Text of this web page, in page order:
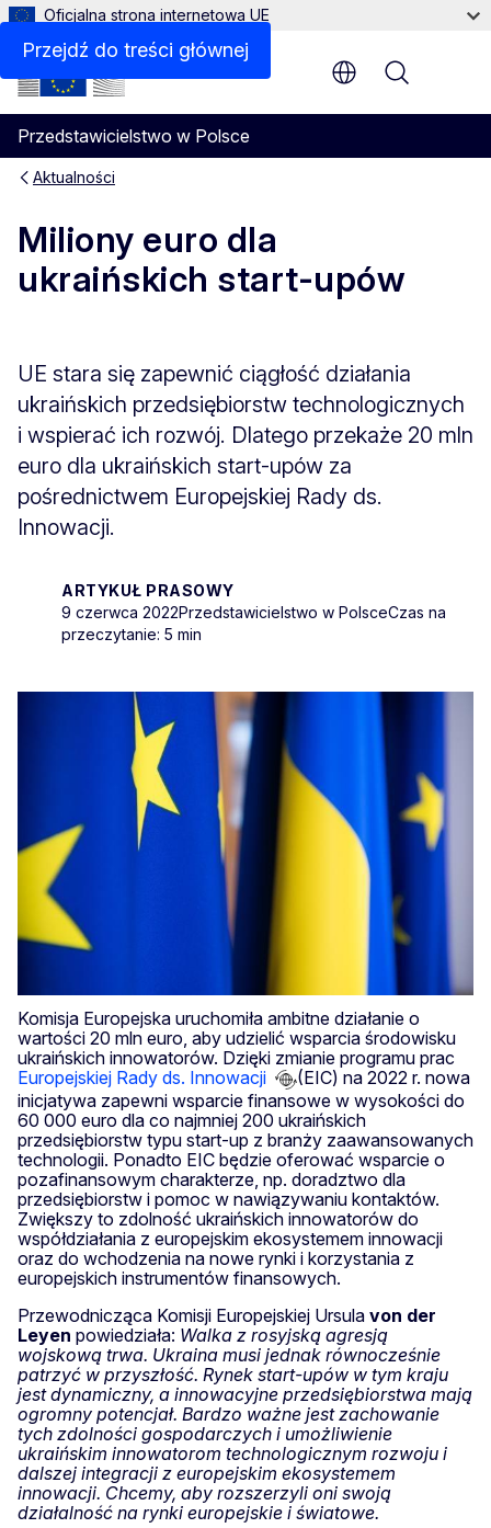
Przejdź do treści głównej
Oficjalna strona internetowa UE
Przedstawicielstwo w Polsce
Menu
Aktualności
Miliony euro dla
ukraińskich start-upów
UE stara się zapewnić ciągłość działania
ukraińskich przedsiębiorstw technologicznych
i wspierać ich rozwój. Dlatego przekaże 20 mln
euro dla ukraińskich start-upów za
pośrednictwem Europejskiej Rady ds.
Innowacji.
ARTYKUŁ PRASOWY
9 czerwca 2022Przedstawicielstwo w PolsceCzas na
przeczytanie: 5 min
Komisja Europejska uruchomiła ambitne działanie o
wartości 20 mln euro, aby udzielić wsparcia środowisku
ukraińskich innowatorów. Dzięki zmianie programu prac
Europejskiej Rady ds. Innowacji
(EIC) na 2022 r. nowa
inicjatywa zapewni wsparcie finansowe w wysokości do
60 000 euro dla co najmniej 200 ukraińskich
przedsiębiorstw typu start-up z branży zaawansowanych
technologii. Ponadto EIC będzie oferować wsparcie o
pozafinansowym charakterze, np. doradztwo dla
przedsiębiorstw i pomoc w nawiązywaniu kontaktów.
Zwiększy to zdolność ukraińskich innowatorów do
współdziałania z europejskim ekosystemem innowacji
oraz do wchodzenia na nowe rynki i korzystania z
europejskich instrumentów finansowych.
Przewodnicząca Komisji Europejskiej Ursula von der
Leyen powiedziała: Walka z rosyjską agresją
wojskową trwa. Ukraina musi jednak równocześnie
patrzyć w przyszłość. Rynek start-upów w tym kraju
jest dynamiczny, a innowacyjne przedsiębiorstwa mają
ogromny potencjał. Bardzo ważne jest zachowanie
tych zdolności gospodarczych i umożliwienie
ukraińskim innowatorom technologicznym rozwoju i
dalszej integracji z europejskim ekosystemem
innowacji. Chcemy, aby rozszerzyli oni swoją
działalność na rynki europejskie i światowe.